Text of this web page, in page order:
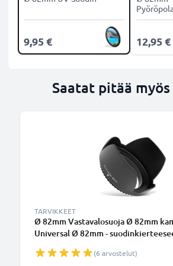
9,95 €
CPL-
12,95 €
Saatat pitää
TARVIKKEET
Ø 82mm Vastavalosuoja Ø 82mm
Universal Ø 82mm -
vastavalosuoja tuotemerkiltä
(6 arvostelut)